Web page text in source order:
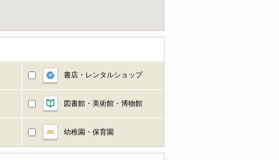
書店・レンタルショップ
図書館・美術館・博物館
幼稚園・保育園